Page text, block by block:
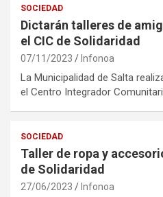
SOCIEDAD
Dictarán talleres de
el CIC de Solidaridad
07/11/2023 Infonoa
La Municipalidad de Salta
el Centro Integrador
SOCIEDAD
Taller de ropa y
de Solidaridad
27/06/2023 Infonoa